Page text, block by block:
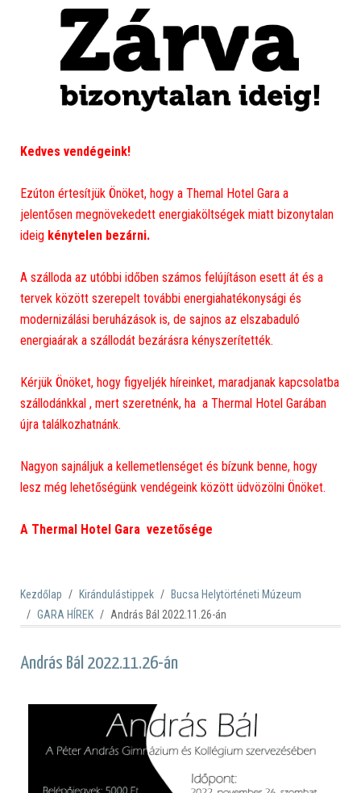
Kedves vendégeink!
Ezúton értesítjük Önöket, hogy a Themal Hotel Gara a
jelentősen megnövekedett energiaköltségek miatt bizonytalan
ideig kénytelen bezárni.
A szálloda az utóbbi időben számos felújításon esett át és a
tervek között szerepelt további energiahatékonysági és
modernizálási beruházások is, de sajnos az elszabaduló
energiaárak a szállodát bezárásra kényszerítették.
Kérjük Önöket, hogy figyeljék híreinket, maradjanak kapcsolatba
szállodánkkal , mert szeretnénk, ha a Thermal Hotel Garában
újra találkozhatnánk.
Nagyon sajnáljuk a kellemetlenséget és bízunk benne, hogy
lesz még lehetőségünk vendégeink között üdvözölni Önöket.
A Thermal Hotel Gara vezetősége
Kezdőlap Kirándulástippek
Bucsa Helytörténeti Múzeum
GARA HÍREK
András Bál 2022.11.26-án
András Bál 2022.11.26-án